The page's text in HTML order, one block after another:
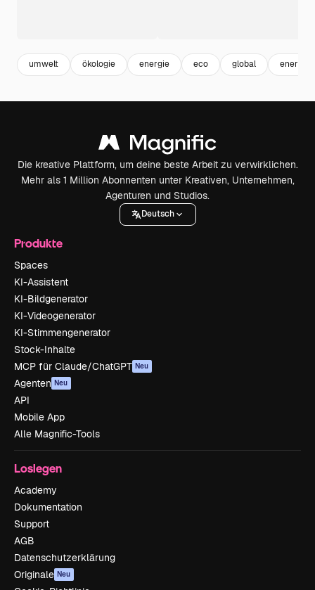
umwelt ökologie energie eco global energie
Die kreative Plattform, um deine beste Arbeit zu verwirklichen.
Mehr als 1 Million Abonnenten unter Kreativen, Unternehmen,
Agenturen und Studios.
Deutsch
Produkte
Spaces
KI-Assistent
KI-Bildgenerator
KI-Videogenerator
KI-Stimmengenerator
Stock-Inhalte
MCP für Claude/ChatGPT Neu
Agenten Neu
API
Mobile App
Alle Magnific-Tools
Loslegen
Academy
Dokumentation
Support
AGB
Datenschutzerklärung
Originale Neu